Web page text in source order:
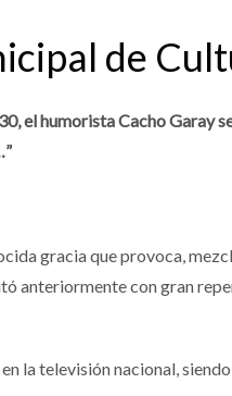
de
el humorista Cacho Garay
gracia que provoca,
anteriormente con gran
la televisión nacional,